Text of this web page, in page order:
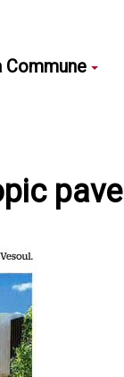
Commune